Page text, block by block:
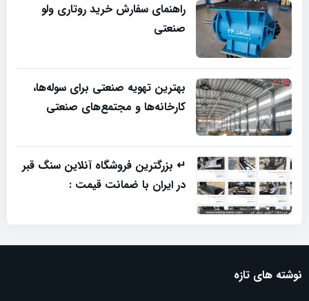
راهنمای سفارش خرید روتاری ولو
صنعتی
بهترین تهویه صنعتی برای سوله‌ها،
کارخانه‌ها و مجتمع‌های صنعتی
↵ بزرگترین فروشگاه آنلاین سنگ قبر
در ایران با ضمانت قیمت :
نوشته های تازه